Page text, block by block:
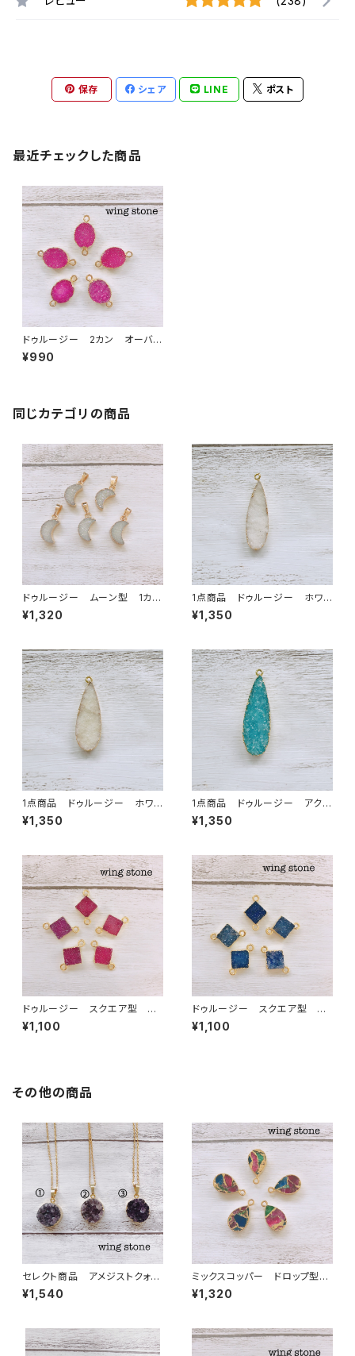
保存 シェア LINE ポスト
最近チェックした商品
ドゥルージー 2カン オーバ
ル ピンク
¥990
同じカテゴリの商品
ドゥルージー ムーン型 1カ
ン ホワイト
¥1,320
1点商品 ドゥルージー ホワイ
ト ①
¥1,350
1点商品 ドゥルージー ホワイ
ト③
¥1,350
1点商品 ドゥルージー アクア
カラー ③
¥1,350
ドゥルージー スクエア型 レ
ッド 2カン
¥1,100
ドゥルージー スクエア型 ブ
ルー 2カン
¥1,100
その他の商品
セレクト商品 アメジストクォー
ツ ペンダントトップ①②③ チ
ェーン付き
¥1,540
ミックスコッパー ドロップ型
1カン
¥1,320